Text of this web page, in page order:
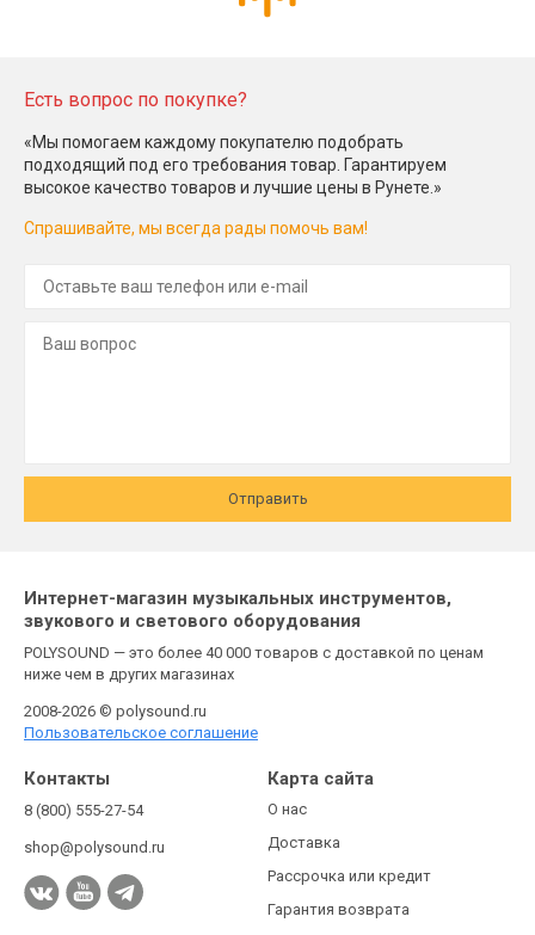
Есть вопрос по покупке?
«Мы помогаем каждому покупателю подобрать
подходящий под его требования товар. Гарантируем
высокое качество товаров и лучшие цены в Рунете.»
Спрашивайте, мы всегда рады помочь вам!
Отправить
Интернет-магазин музыкальных инструментов,
звукового и светового оборудования
POLYSOUND — это более 40 000 товаров с доставкой по ценам
ниже чем в других магазинах
2008-2026 © polysound.ru
Пользовательское соглашение
Контакты
8 (800) 555-27-54
shop@polysound.ru
Карта сайта
О нас
Доставка
Рассрочка или кредит
Гарантия возврата